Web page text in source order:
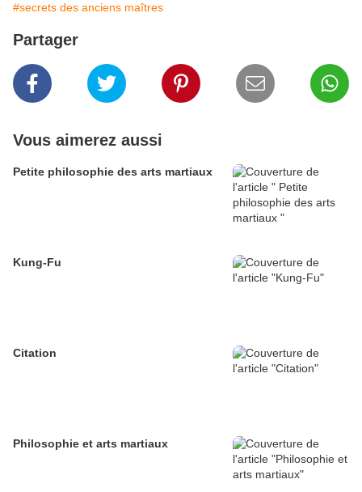
#secrets des anciens maîtres
Partager
Vous aimerez aussi
Petite philosophie des arts martiaux
Kung-Fu
Citation
Philosophie et arts martiaux